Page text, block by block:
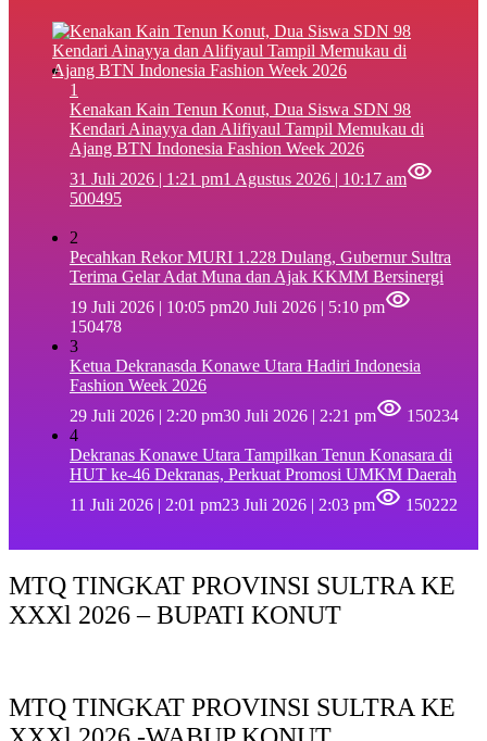
1
‎Kenakan Kain Tenun Konut, Dua Siswa SDN 98
Kendari Ainayya dan Alifiyaul Tampil Memukau di
Ajang BTN Indonesia Fashion Week 2026
31 Juli 2026 | 1:21 pm1 Agustus 2026 | 10:17 am
500495
2
Pecahkan Rekor MURI 1.228 Dulang, Gubernur Sultra
Terima Gelar Adat Muna dan Ajak KKMM Bersinergi
19 Juli 2026 | 10:05 pm20 Juli 2026 | 5:10 pm
150478
3
Ketua Dekranasda Konawe Utara Hadiri Indonesia
Fashion Week 2026
29 Juli 2026 | 2:20 pm30 Juli 2026 | 2:21 pm
150234
4
Dekranas Konawe Utara Tampilkan Tenun Konasara di
HUT ke-46 Dekranas, Perkuat Promosi UMKM Daerah
11 Juli 2026 | 2:01 pm23 Juli 2026 | 2:03 pm 150222
MTQ TINGKAT PROVINSI SULTRA KE
XXXl 2026 – BUPATI KONUT
MTQ TINGKAT PROVINSI SULTRA KE